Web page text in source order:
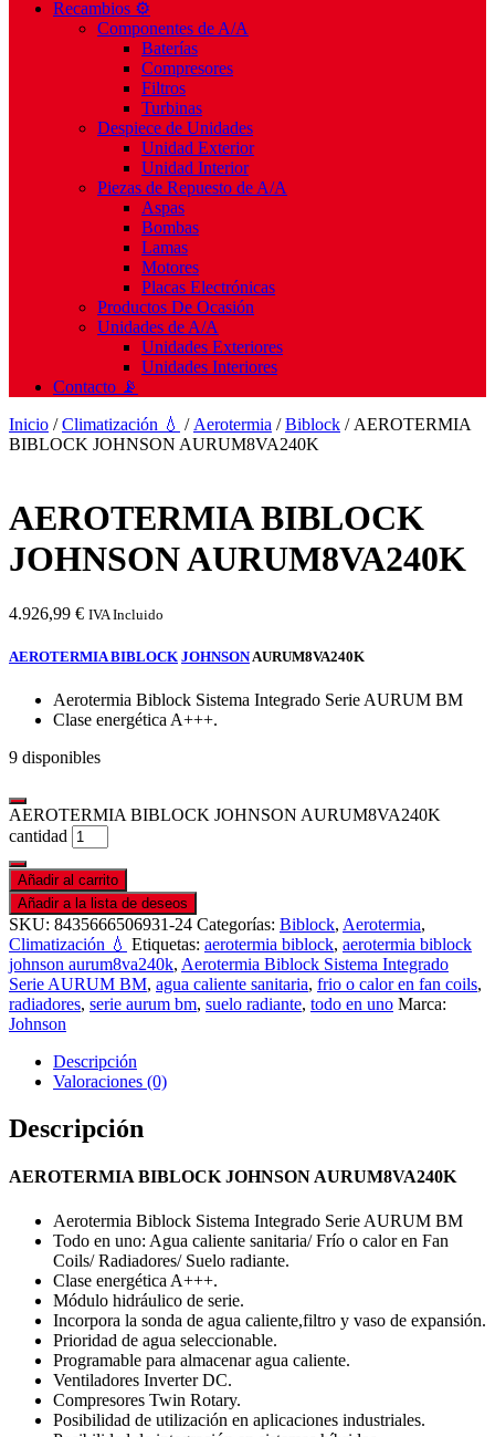
Recambios ⚙️
Componentes de A/A
Baterías
Compresores
Filtros
Turbinas
Despiece de Unidades
Unidad Exterior
Unidad Interior
Piezas de Repuesto de A/A
Aspas
Bombas
Lamas
Motores
Placas Electrónicas
Productos De Ocasión
Unidades de A/A
Unidades Exteriores
Unidades Interiores
Contacto 📡
Inicio /Climatización 💧 / Aerotermia /Biblock / AEROTERMIA
BIBLOCK JOHNSON AURUM8VA240K
AEROTERMIA BIBLOCK
JOHNSON AURUM8VA240K
4.926,99 € IVA Incluido
AEROTERMIA BIBLOCK JOHNSONAURUM8VA240K
Aerotermia Biblock Sistema Integrado Serie AURUM BM
Clase energética A+++.
9 disponibles
AEROTERMIA BIBLOCK JOHNSON AURUM8VA240K
cantidad
Añadir al carrito
Añadir a la lista de deseos
SKU: 8435666506931-24 Categorías: Biblock, Aerotermia,
Climatización 💧 Etiquetas: aerotermia biblock, aerotermia biblock
johnson aurum8va240k, Aerotermia Biblock Sistema Integrado
Serie AURUM BM, agua caliente sanitaria, frio o calor en fan coils,
radiadores, serie aurum bm, suelo radiante, todo en uno Marca:
Johnson
Descripción
Valoraciones (0)
Descripción
AEROTERMIA BIBLOCK JOHNSON AURUM8VA240K
Aerotermia Biblock Sistema Integrado Serie AURUM BM
Todo en uno: Agua caliente sanitaria/ Frío o calor en Fan
Coils/ Radiadores/ Suelo radiante.
Clase energética A+++.
Módulo hidráulico de serie.
Incorpora la sonda de agua caliente,filtro y vaso de expansión.
Prioridad de agua seleccionable.
Programable para almacenar agua caliente.
Ventiladores Inverter DC.
Compresores Twin Rotary.
Posibilidad de utilización en aplicaciones industriales.